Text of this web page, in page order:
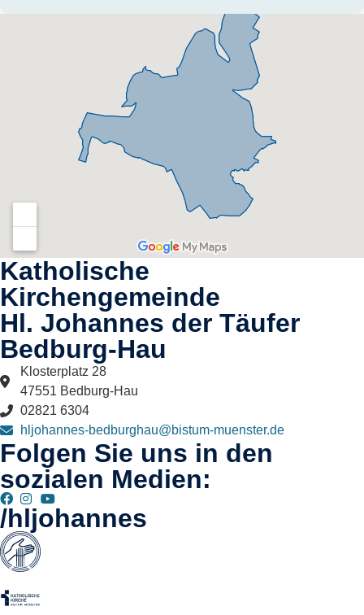
Katholische
Kirchengemeinde
Hl. Johannes der Täufer
Bedburg-Hau​
Klosterplatz 28
47551 Bedburg-Hau
02821 6304
hljohannes-bedburghau@bistum-muenster.de
Folgen Sie uns in den
sozialen Medien:
/hljohannes